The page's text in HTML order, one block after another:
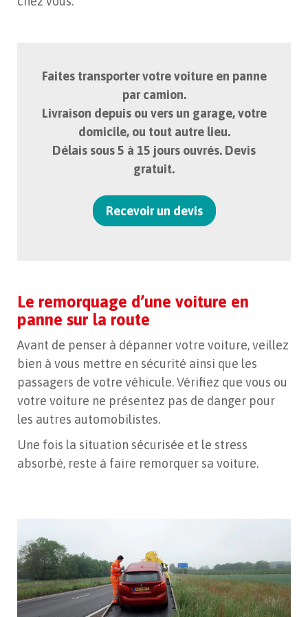
Faites transporter votre voiture en panne
par camion.
Livraison depuis ou vers un garage, votre
domicile, ou tout autre lieu.
Délais sous 5 à 15 jours ouvrés. Devis
gratuit.
Recevoir un devis
Le remorquage d’une voiture en
panne sur la route
Avant de penser à dépanner votre voiture, veillez
bien à vous mettre en sécurité ainsi que les
passagers de votre véhicule. Vérifiez que vous ou
votre voiture ne présentez pas de danger pour
les autres automobilistes.
Une fois la situation sécurisée et le stress
absorbé, reste à faire remorquer sa voiture.